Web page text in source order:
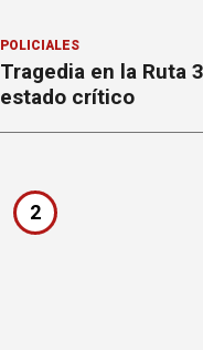
POLICIALES
Tragedia en la Ruta
estado crítico
2